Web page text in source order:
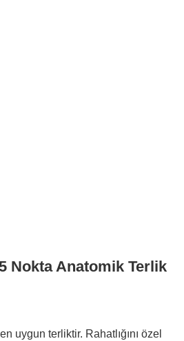
Nokta Anatomik Terlik
uygun terliktir. Rahatlığını özel